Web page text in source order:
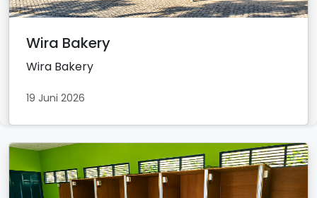
Wira Bakery
Wira Bakery
19 Juni 2026